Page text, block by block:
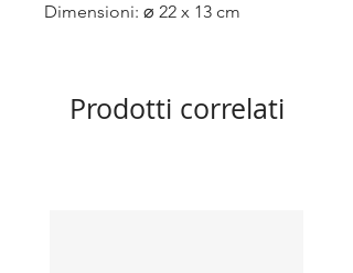
Dimensioni: ⌀ 22 x 13 cm
Prodotti correlati